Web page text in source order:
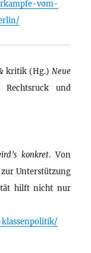
vom-
kritik (Hg.) Neue
und
konkret. Von
zur Unterstützung
hilft nicht nur